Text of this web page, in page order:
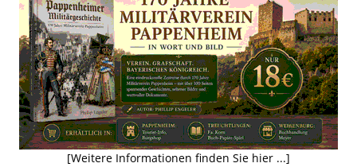
[Weitere Informationen finden Sie hier ...]